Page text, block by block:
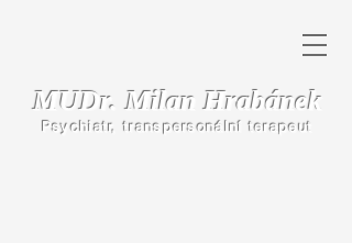
MUDr. Milan Hrabánek
Psychiatr, transpersonální terapeut